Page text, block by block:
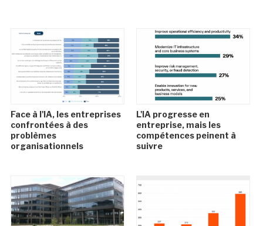
Face à l'IA, les entreprises
confrontées à des
problèmes
organisationnels
L'IA progresse en
entreprise, mais les
compétences peinent à
suivre